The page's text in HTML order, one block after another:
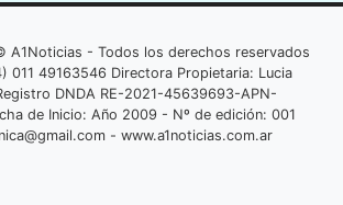
A1Noticias - Todos los derechos reservados
011 49163546 Directora Propietaria: Lucia
DNDA RE-2021-45639693-APN-
de Inicio: Año 2009 - Nº de edición: 001
- www.a1noticias.com.ar